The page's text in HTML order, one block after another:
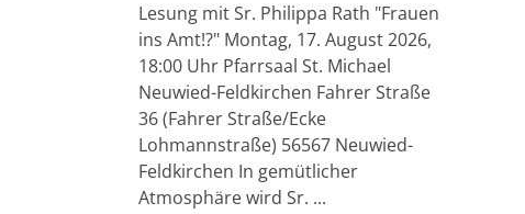
Lesung mit Sr. Philippa Rath "Frauen
ins Amt!?" Montag, 17. August 2026,
18:00 Uhr Pfarrsaal St. Michael
Neuwied-Feldkirchen Fahrer Straße
36 (Fahrer Straße/Ecke
Lohmannstraße) 56567 Neuwied-
Feldkirchen In gemütlicher
Atmosphäre wird Sr. ...